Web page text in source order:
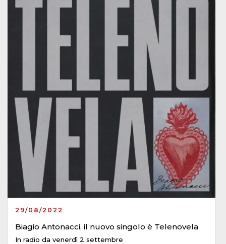
29/08/2022
Biagio Antonacci, il nuovo singolo è Telenovela
In radio da venerdì 2 settembre